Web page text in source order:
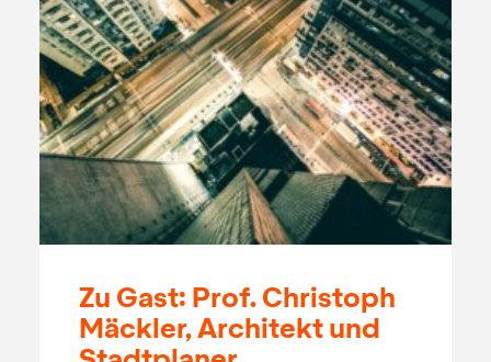
Zu Gast: Prof. Christoph
Mäckler, Architekt und